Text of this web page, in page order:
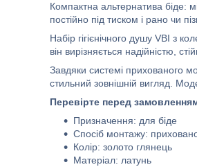
Компактна альтернатива біде:
постійно під тиском і рано чи
Набір гігієнічного душу VBI з
він вирізняється надійністю,
Завдяки системі прихованого
стильний зовнішній вигляд.
Перевірте перед
Призначення: для біде
Спосіб монтажу:
Колір: золото глянець
Матеріал: латунь